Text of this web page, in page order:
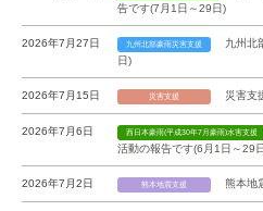
告です(7月1日～29日)
2026年7月27日 九州北部豪雨災害支援
九州北
日)
2026年7月15日 災害支援 災害支
2026年7月6日 西日本豪雨(平成30年7月豪雨)水害支援
活動の報告です(6月1日～29
2026年7月2日 熊本地震支援 熊本地